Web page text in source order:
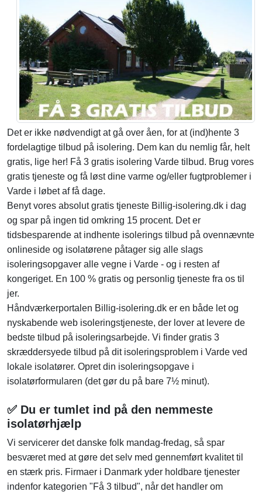
Det er ikke nødvendigt at gå over åen, for at (ind)hente 3
fordelagtige tilbud på isolering. Dem kan du nemlig får, helt
gratis, lige her! Få 3 gratis isolering Varde tilbud. Brug vores
gratis tjeneste og få løst dine varme og/eller fugtproblemer i
Varde i løbet af få dage.
Benyt vores absolut gratis tjeneste Billig-isolering.dk i dag
og spar på ingen tid omkring 15 procent. Det er
tidsbesparende at indhente isolerings tilbud på ovennævnte
onlineside og isolatørene påtager sig alle slags
isoleringsopgaver alle vegne i Varde - og i resten af
kongeriget. En 100 % gratis og personlig tjeneste fra os til
jer.
Håndværkerportalen Billig-isolering.dk er en både let og
nyskabende web isoleringstjeneste, der lover at levere de
bedste tilbud på isoleringsarbejde. Vi finder gratis 3
skræddersyede tilbud på dit isoleringsproblem i Varde ved
lokale isolatører. Opret din isoleringsopgave i
isolatørformularen (det gør du på bare 7½ minut).
✅ Du er tumlet ind på den nemmeste
isolatørhjælp
Vi servicerer det danske folk mandag-fredag, så spar
besværet med at gøre det selv med gennemført kvalitet til
en stærk pris. Firmaer i Danmark yder holdbare tjenester
indenfor kategorien "Få 3 tilbud", når det handler om